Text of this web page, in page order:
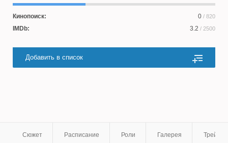
Кинопоиск: 0 / 820
IMDb: 3.2 / 2500
Добавить в список
Сюжет Расписание Роли Галерея